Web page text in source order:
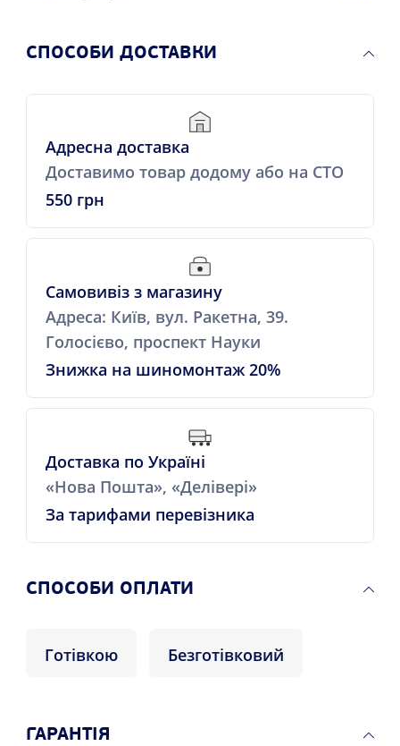
СПОСОБИ ДОСТАВКИ
Адресна доставка
Доставимо товар додому або на СТО
550 грн
Самовивіз з магазину
Адреса: Київ, вул. Ракетна, 39.
Голосієво, проспект Науки
Знижка на шиномонтаж 20%
Доставка по Україні
«Нова Пошта», «Делівері»
За тарифами перевізника
СПОСОБИ ОПЛАТИ
Готівкою Безготівковий
ГАРАНТІЯ